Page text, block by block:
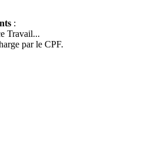
:
Travail...
par le CPF.